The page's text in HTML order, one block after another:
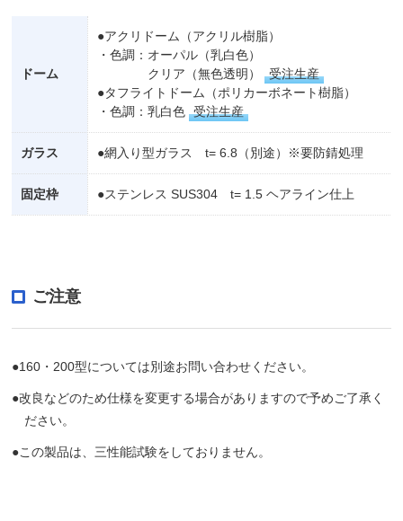
ドーム
●アクリドーム（アクリル樹脂）
・色調：オーパル（乳白色）
クリア（無色透明） 受注生産
●タフライトドーム（ポリカーボネート樹脂）
・色調：乳白色 受注生産
ガラス ●網入り型ガラス t= 6.8（別途）※要防錆処理
固定枠 ●ステンレス SUS304 t= 1.5 ヘアライン仕上
ご注意
●160・200型については別途お問い合わせください。
●改良などのため仕様を変更する場合がありますので予めご了承く
ださい。
●この製品は、三性能試験をしておりません。